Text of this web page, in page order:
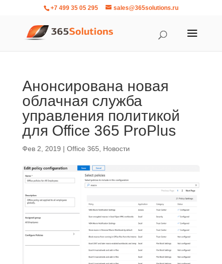
+7 499 35 05 295 sales@365solutions.ru
Анонсирована новая
облачная служба
управления политикой
для Office 365 ProPlus
Фев 2, 2019 | Office 365 Новости